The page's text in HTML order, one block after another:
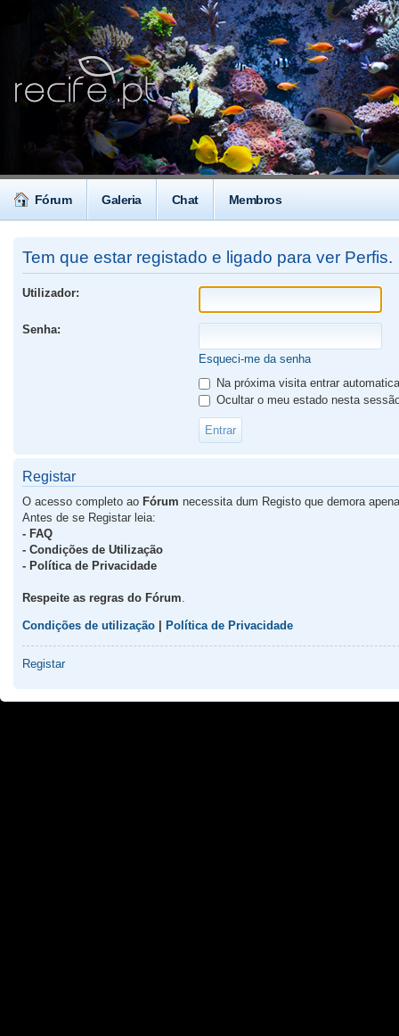
Fórum Galeria Chat Membros
Tem que estar registado e ligado para ver Perfis.
Utilizador:
Senha:
Esqueci-me da senha
Na próxima visita entrar
Ocultar o meu estado nesta
Registar
O acesso completo ao Fórum necessita dum Registo que demora
Antes de se Registar leia:
- FAQ
- Condições de Utilização
- Política de Privacidade
Respeite as regras do Fórum
Condições de utilização Política de Privacidade
Registar